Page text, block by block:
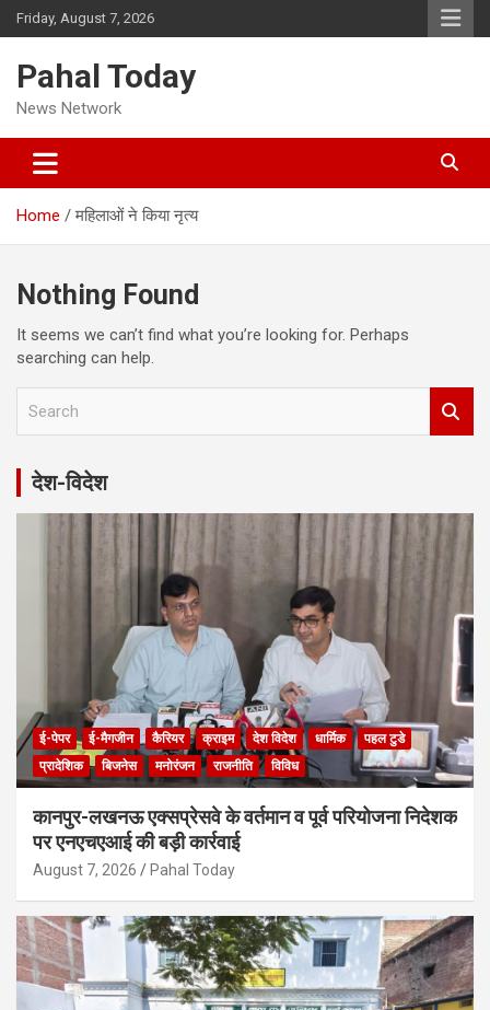
Skip
to
Friday, August 7, 2026
Pahal Today
News Network
Home महिलाओं ने किया नृत्य
Nothing Found
It seems we can’t find what you’re looking for. Perhaps
searching can help.
r
h
देश-विदेश
ई-पेपर ई-मैगजीन कैरियर क्राइम देश विदेश धार्मिक
पहल टुडे
प्रादेशिक
बिजनेस मनोरंजन राजनीति विविध
कानपुर-लखनऊ एक्सप्रेसवे के वर्तमान व पूर्व परियोजना निदेशक
पर एनएचएआई की बड़ी कार्रवाई
August 7, 2026 Pahal Today